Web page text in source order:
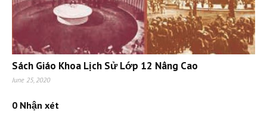
Sách Giáo Khoa Lịch Sử Lớp 12 Nâng Cao
June 25, 2020
0 Nhận xét